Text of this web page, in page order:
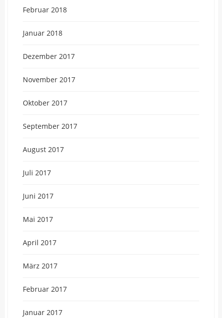
Februar 2018
Januar 2018
Dezember 2017
November 2017
Oktober 2017
September 2017
August 2017
Juli 2017
Juni 2017
Mai 2017
April 2017
März 2017
Februar 2017
Januar 2017